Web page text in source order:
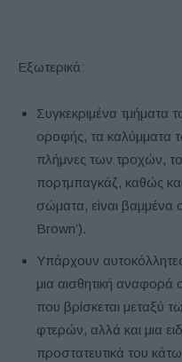
Εξωτερικά:
Συγκεκριμένα τμήματα
οροφής, τα καλύμματα
πλήμνες των τροχών,
πορτμπαγκάζ, καθώς
σώματα, είναι βαμμένα
Brown’).
Υπάρχουν
μια αισθητική αναφορά
που βρίσκεται μεταξύ
φτερών, αλλά και μια
προστατευτικά του